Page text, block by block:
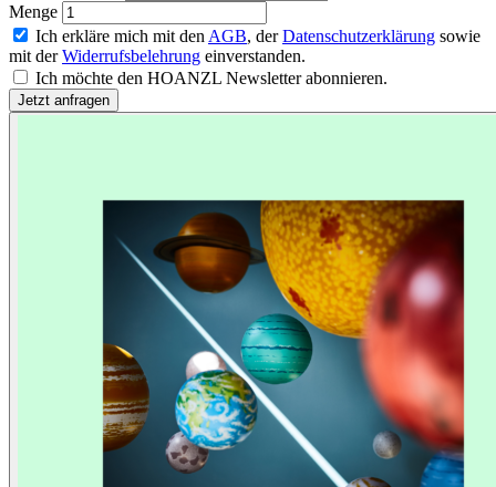
Menge
Ich erkläre mich mit den AGB, derDatenschutzerklärung sowie
mit derWiderrufsbelehrung einverstanden.
Ich möchte den HOANZL Newsletter abonnieren.